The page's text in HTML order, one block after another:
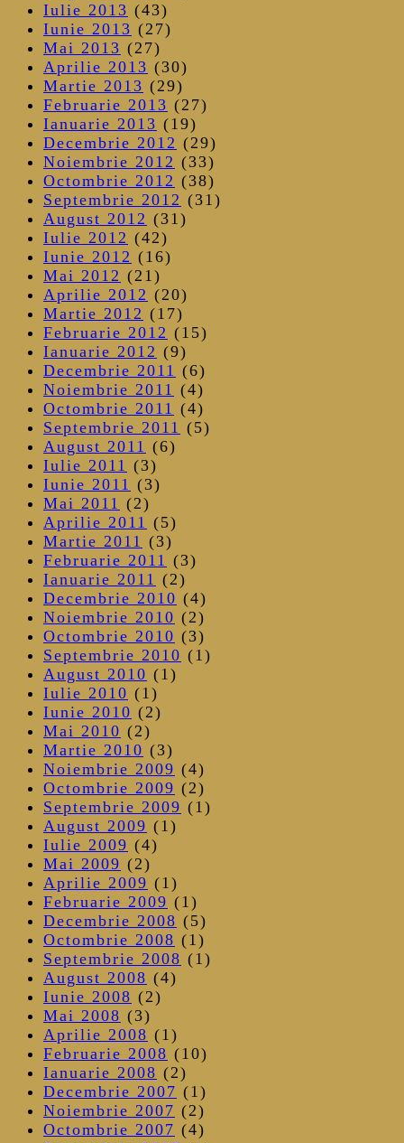
Iulie 2013 (43)
Iunie 2013 (27)
Mai 2013 (27)
Aprilie 2013 (30)
Martie 2013 (29)
Februarie 2013 (27)
Ianuarie 2013 (19)
Decembrie 2012 (29)
Noiembrie 2012 (33)
Octombrie 2012 (38)
Septembrie 2012 (31)
August 2012 (31)
Iulie 2012 (42)
Iunie 2012 (16)
Mai 2012 (21)
Aprilie 2012 (20)
Martie 2012 (17)
Februarie 2012 (15)
Ianuarie 2012 (9)
Decembrie 2011 (6)
Noiembrie 2011 (4)
Octombrie 2011 (4)
Septembrie 2011 (5)
August 2011 (6)
Iulie 2011 (3)
Iunie 2011 (3)
Mai 2011 (2)
Aprilie 2011 (5)
Martie 2011 (3)
Februarie 2011 (3)
Ianuarie 2011 (2)
Decembrie 2010 (4)
Noiembrie 2010 (2)
Octombrie 2010 (3)
Septembrie 2010 (1)
August 2010 (1)
Iulie 2010 (1)
Iunie 2010 (2)
Mai 2010 (2)
Martie 2010 (3)
Noiembrie 2009 (4)
Octombrie 2009 (2)
Septembrie 2009 (1)
August 2009 (1)
Iulie 2009 (4)
Mai 2009 (2)
Aprilie 2009 (1)
Februarie 2009 (1)
Decembrie 2008 (5)
Octombrie 2008 (1)
Septembrie 2008 (1)
August 2008 (4)
Iunie 2008 (2)
Mai 2008 (3)
Aprilie 2008 (1)
Februarie 2008 (10)
Ianuarie 2008 (2)
Decembrie 2007 (1)
Noiembrie 2007 (2)
Octombrie 2007 (4)